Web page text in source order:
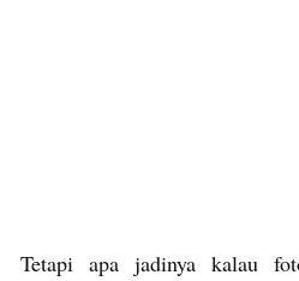
Tetapi apa jadinya kalau